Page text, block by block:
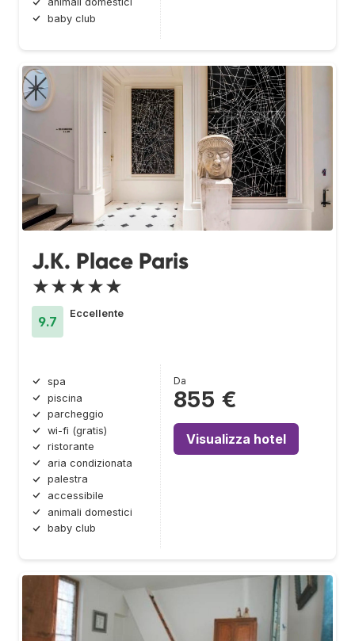
baby club
J.K. Place Paris
★★★★★
9.7
Eccellente
spa
piscina
parcheggio
wi-fi (gratis)
ristorante
aria condizionata
palestra
accessibile
animali domestici
baby club
Da
855 €
Visualizza hotel